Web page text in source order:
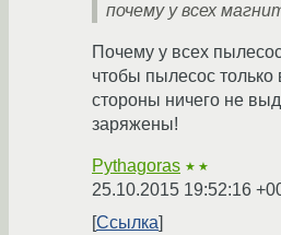
почему у всех
Почему у всех
чтобы пылесос только
стороны ничего не
заряжены!
Pythagoras ★★
25.10.2015 19:52:16
Ссылка